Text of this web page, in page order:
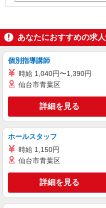
あなたにおすすめの求
個別指導講師
時給 1,040円〜1,390円
仙台市青葉区
詳細を見る
ホールスタッフ
時給 1,150円
仙台市青葉区
詳細を見る